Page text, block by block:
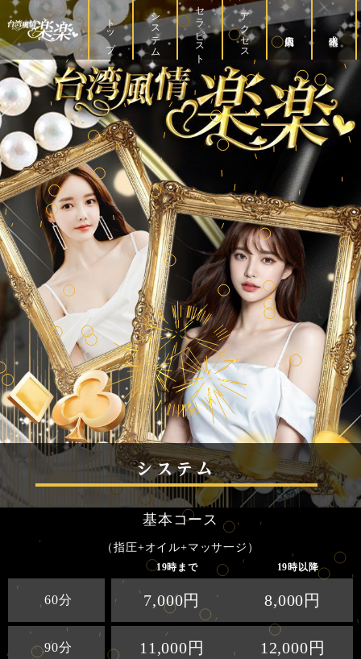
トップ システム セラピスト アクセス 店内風景
システム
基本コース
（指圧+オイル+マッサ一ジ）
19時まで 19時以降
60分 7,000円 8,000円
90分 11,000円 12,000円